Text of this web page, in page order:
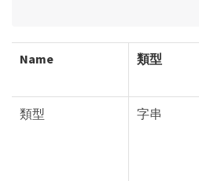
Name 類型
類型 字串